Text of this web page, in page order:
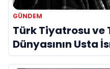
GÜNDEM
Türk Tiyatrosu ve
Dünyasının Usta
Hayatını Kaybetti